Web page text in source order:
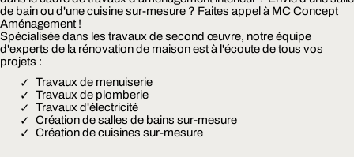
de bain ou d'une cuisine sur-mesure ? Faites appel à MC Concept
Aménagement !
Spécialisée dans les travaux de second œuvre, notre équipe
d'experts de la rénovation de maison est à l'écoute de tous vos
projets :
Travaux de menuiserie
Travaux de plomberie
Travaux d'électricité
Création de salles de bains sur-mesure
Création de cuisines sur-mesure